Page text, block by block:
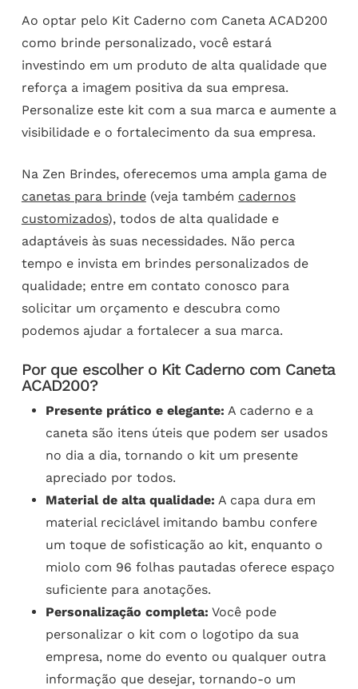
Ao optar pelo Kit Caderno com Caneta ACAD200
como brinde personalizado, você estará
investindo em um produto de alta qualidade que
reforça a imagem positiva da sua empresa.
Personalize este kit com a sua marca e aumente a
visibilidade e o fortalecimento da sua empresa.
Na Zen Brindes, oferecemos uma ampla gama de
canetas para brinde(veja também cadernos
customizados), todos de alta qualidade e
adaptáveis às suas necessidades. Não perca
tempo e invista em brindes personalizados de
qualidade; entre em contato conosco para
solicitar um orçamento e descubra como
podemos ajudar a fortalecer a sua marca.
Por que escolher o Kit Caderno com Caneta
ACAD200?
Presente prático e elegante: A caderno e a
caneta são itens úteis que podem ser usados
no dia a dia, tornando o kit um presente
apreciado por todos.
Material de alta qualidade: A capa dura em
material reciclável imitando bambu confere
um toque de sofisticação ao kit, enquanto o
miolo com 96 folhas pautadas oferece espaço
suficiente para anotações.
Personalização completa: Você pode
personalizar o kit com o logotipo da sua
empresa, nome do evento ou qualquer outra
informação que desejar, tornando-o um